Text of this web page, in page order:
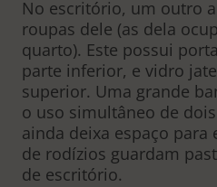
No escritório, um outro
roupas dele (as dela
quarto). Este possui
parte inferior, e vidro
superior. Uma grande
o uso simultâneo de
ainda deixa espaço para
de rodízios guardam
de escritório.